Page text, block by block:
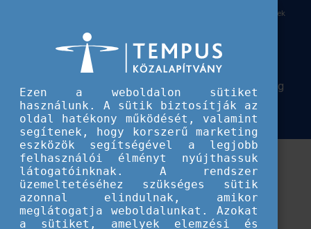
Szolidaritási Testület projektélmények
Szolidaritási Testület
projektélmények
Érdekel, milyen önkéntes projekteket valósítottak meg
más szervezetek? Olvasd el beszámolóikat, a velük
készült interjúkat!
Ezen a weboldalon sütiket
használunk. A sütik biztosítják az
oldal hatékony működését, valamint
segítenek, hogy korszerű marketing
eszközök segítségével a legjobb
felhasználói élményt nyújthassuk
látogatóinknak. A rendszer
üzemeltetéséhez szükséges sütik
azonnal elindulnak, amikor
meglátogatja weboldalunkat. Azokat
a sütiket, amelyek elemzési és